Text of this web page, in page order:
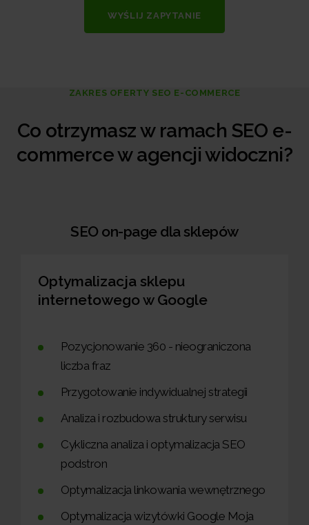
WYŚLIJ ZAPYTANIE
ZAKRES OFERTY SEO E-COMMERCE
Co otrzymasz w ramach SEO e-
commerce w agencji widoczni?
SEO on-page dla sklepów
Optymalizacja sklepu
internetowego w Google
Pozycjonowanie 360 - nieograniczona
liczba fraz
Przygotowanie indywidualnej strategii
Analiza i rozbudowa struktury serwisu
Cykliczna analiza i optymalizacja SEO
podstron
Optymalizacja linkowania wewnętrznego
Optymalizacja wizytówki Google Moja